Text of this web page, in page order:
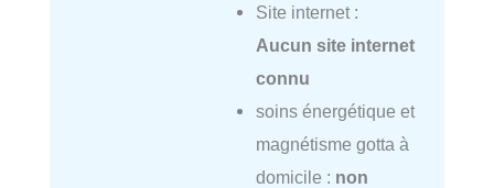
Site internet :
Aucun site internet
connu
soins énergétique et
magnétisme gotta à
domicile : non